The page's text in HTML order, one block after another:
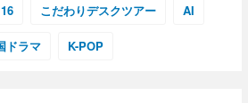
こだわりデスクツアー AI
ドラマ K-POP